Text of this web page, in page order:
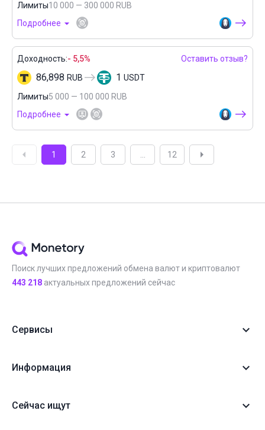
Лимиты10 000 — 300 000 RUB
Подробнее
Доходность:- 5,5% Оставить отзыв?
86,898 RUB 1 USDT
Лимиты5 000 — 100 000 RUB
Подробнее
1 2 3 12
Поиск лучших предложений обмена валют и криптовалют
443 218 актуальных предложений сейчас
Сервисы
Информация
Сейчас ищут